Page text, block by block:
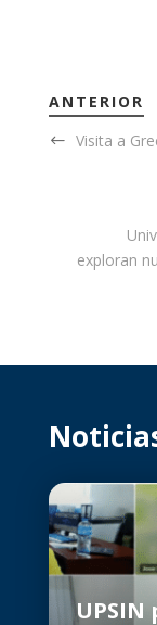
ANTERIOR
Visita a
exploran